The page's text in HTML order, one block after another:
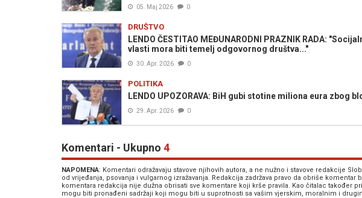
05. Maj 2026 0
DRUŠTVO
LENDO ČESTITAO MEĐUNARODNI PRAZNIK RADA:
vlasti mora biti temelj odgovornog društva..."
30. Apr. 2026 0
POLITIKA
LENDO UPOZORAVA: BiH gubi stotine miliona eura zbog
29. Apr. 2026 0
Komentari - Ukupno 4
NAPOMENA: Komentari odražavaju stavove njihovih autora, a ne nužno i stavove redakcije
od vrijeđanja, psovanja i vulgarnog izražavanja. Redakcija zadržava pravo da obriše
komentara redakcija nije dužna obrisati sve komentare koji krše pravila. Kao čitalac također
mogu biti pronađeni sadržaji koji mogu biti u suprotnosti sa vašim vjerskim, moralnim i